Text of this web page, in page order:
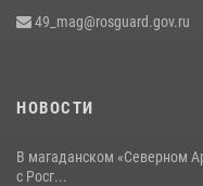
49_mag@rosguard.gov.ru
НОВОСТИ
В магаданском «Северном
с Росг...